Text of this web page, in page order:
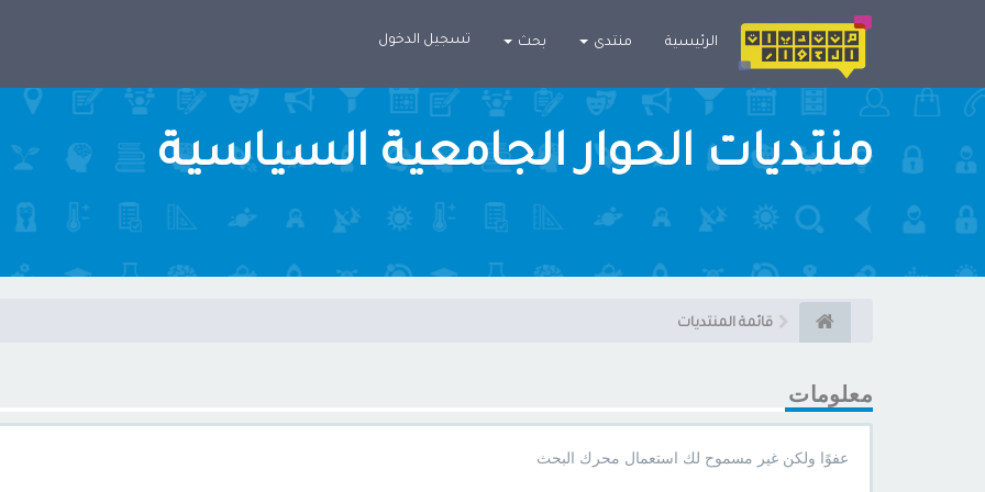
الرئيسية منتدى بحث تسجيل الدخول
منتديات الحوار الجامعية السياسية
قائمة المنتديات
معلومات
عفوًا ولكن غير مسموح لك استعمال محرك البحث